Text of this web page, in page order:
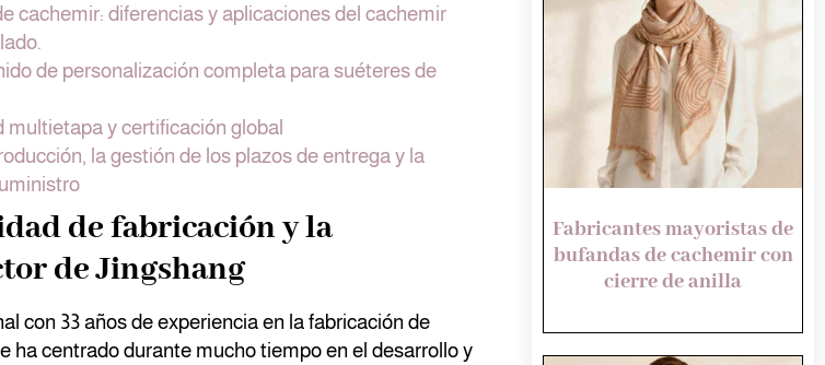
cachemir: diferencias y aplicaciones del cachemir
de personalización completa para suéteres de
multietapa y certificación global
la gestión de los plazos de entrega y la
de fabricación y la
de Jingshang
con 33 años de experiencia en la fabricación de
ha centrado durante mucho tiempo en el desarrollo y
Fabricantes mayoristas de
bufandas de cachemir con
cierre de anilla